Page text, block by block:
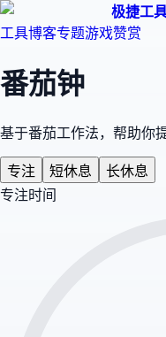
极捷工
工具博客专题游戏赞赏
番茄钟
基于番茄工作法，帮助你
专注 短休息
长休息
专注时间